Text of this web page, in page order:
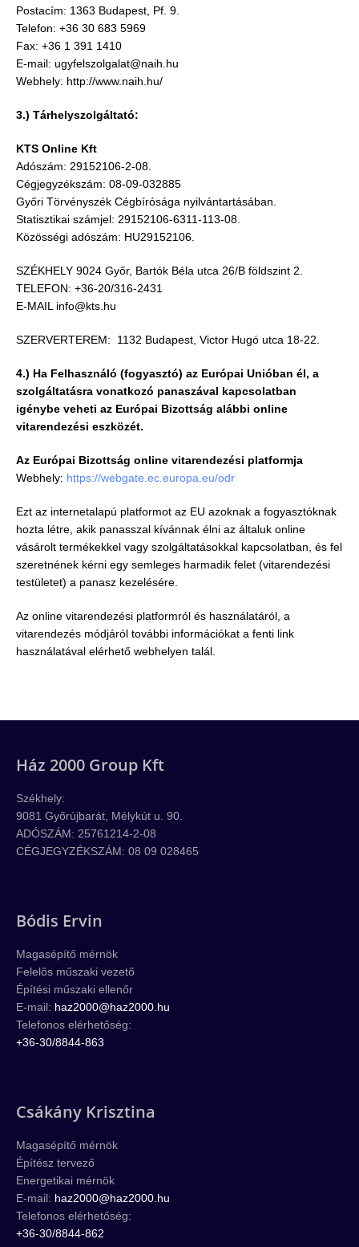
Postacím: 1363 Budapest, Pf. 9.
Telefon: +36 30 683 5969
Fax: +36 1 391 1410
E-mail: ugyfelszolgalat@naih.hu
Webhely: http://www.naih.hu/
3.) Tárhelyszolgáltató:
KTS Online Kft
Adószám: 29152106-2-08.
Cégjegyzékszám: 08-09-032885
Győri Törvényszék Cégbírósága nyilvántartásában.
Statisztikai számjel: 29152106-6311-113-08.
Közösségi adószám: HU29152106.
SZÉKHELY 9024 Győr, Bartók Béla utca 26/B földszint 2.
TELEFON: +36-20/316-2431
E-MAIL info@kts.hu
SZERVERTEREM: 1132 Budapest, Victor Hugó utca 18-22.
4.) Ha Felhasználó (fogyasztó) az Európai Unióban él, a
szolgáltatásra vonatkozó panaszával kapcsolatban
igénybe veheti az Európai Bizottság alábbi online
vitarendezési eszközét.
Az Európai Bizottság online vitarendezési platformja
Webhely: https://webgate.ec.europa.eu/odr
Ezt az internetalapú platformot az EU azoknak a fogyasztóknak
hozta létre, akik panasszal kívánnak élni az általuk online
vásárolt termékekkel vagy szolgáltatásokkal kapcsolatban, és fel
szeretnének kérni egy semleges harmadik felet (vitarendezési
testületet) a panasz kezelésére.
Az online vitarendezési platformról és használatáról, a
vitarendezés módjáról további információkat a fenti link
használatával elérhető webhelyen talál.
Ház 2000 Group Kft
Székhely:
9081 Győrújbarát, Mélykút u. 90.
ADÓSZÁM: 25761214-2-08
CÉGJEGYZÉKSZÁM: 08 09 028465
Bódis Ervin
Magasépítő mérnök
Felelős műszaki vezető
Építési műszaki ellenőr
E-mail: haz2000@haz2000.hu
Telefonos elérhetőség:
+36-30/8844-863
Csákány Krisztina
Magasépítő mérnök
Építész tervező
Energetikai mérnök
E-mail: haz2000@haz2000.hu
Telefonos elérhetőség:
+36-30/8844-862